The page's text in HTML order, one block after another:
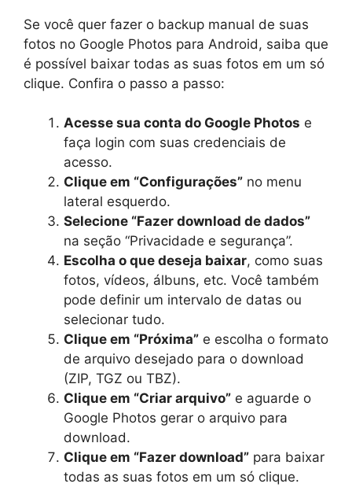
Se você quer fazer o backup manual de suas
fotos no Google Photos para Android, saiba que
é possível baixar todas as suas fotos em um só
clique. Confira o passo a passo:
Acesse sua conta do Google Photos e
faça login com suas credenciais de
acesso.
Clique em “Configurações” no menu
lateral esquerdo.
Selecione “Fazer download de dados”
na seção “Privacidade e segurança”.
Escolha o que deseja baixar, como suas
fotos, vídeos, álbuns, etc. Você também
pode definir um intervalo de datas ou
selecionar tudo.
Clique em “Próxima” e escolha o formato
de arquivo desejado para o download
(ZIP, TGZ ou TBZ).
Clique em “Criar arquivo” e aguarde o
Google Photos gerar o arquivo para
download.
Clique em “Fazer download” para baixar
todas as suas fotos em um só clique.